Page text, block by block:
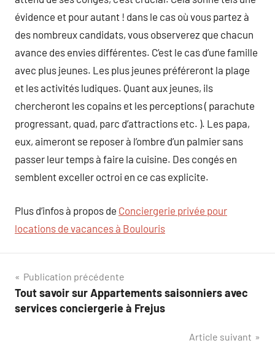
évidence et pour autant ! dans le cas où vous partez à
des nombreux candidats, vous observerez que chacun
avance des envies différentes. C’est le cas d’une famille
avec plus jeunes. Les plus jeunes préféreront la plage
et les activités ludiques. Quant aux jeunes, ils
chercheront les copains et les perceptions ( parachute
progressant, quad, parc d’attractions etc. ). Les papa,
eux, aimeront se reposer à l’ombre d’un palmier sans
passer leur temps à faire la cuisine. Des congés en
semblent exceller octroi en ce cas explicite.
Plus d’infos à propos de Conciergerie privée pour
locations de vacances à Boulouris
Navigation
de
Publication précédente
Tout savoir sur Appartements saisonniers avec
services conciergerie à Frejus
Article suivant